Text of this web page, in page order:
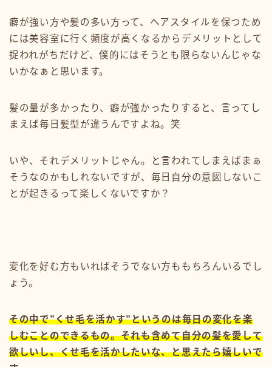
癖が強い方や髪の多い方って、ヘアスタイルを保つため
には美容室に行く頻度が高くなるからデメリットとして
捉われがちだけど、僕的にはそうとも限らないんじゃな
いかなぁと思います。
髪の量が多かったり、癖が強かったりすると、言ってし
まえば毎日髪型が違うんですよね。笑
いや、それデメリットじゃん。と言われてしまえばまぁ
そうなのかもしれないですが、毎日自分の意図しないこ
とが起きるって楽しくないですか？
変化を好む方もいればそうでない方ももちろんいるでし
ょう。
その中で”くせ毛を活かす”というのは毎日の変化を楽
しむことのできるもの。それも含めて自分の髪を愛して
欲しいし、くせ毛を活かしたいな、と思えたら嬉しいで